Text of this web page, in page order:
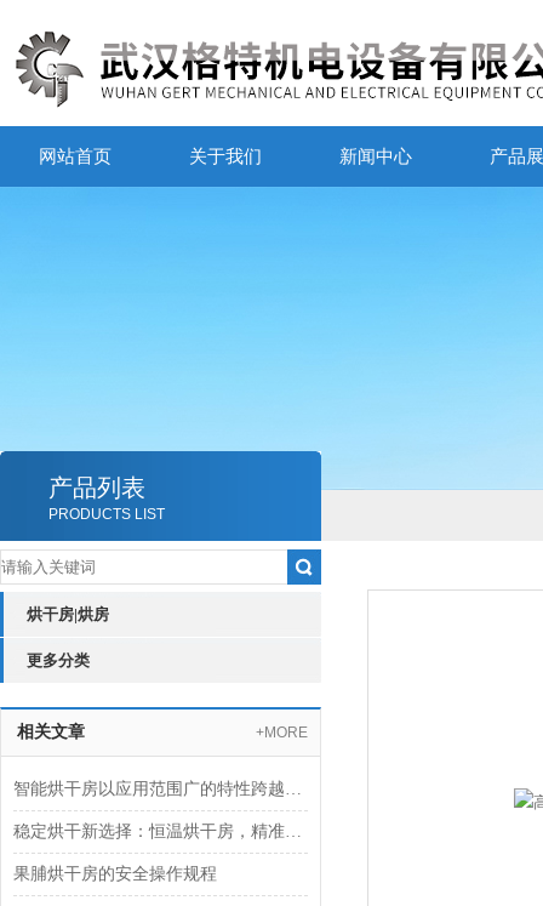
网站首页 关于我们 新闻中心 产品
产品列表
PRODUCTS LIST
烘干房|烘房
更多分类
相关文章 +MORE
智能烘干房以应用范围广的特性跨越食品、工业制造等多个行业
稳定烘干新选择：恒温烘干房，精准控制更高效
果脯烘干房的安全操作规程